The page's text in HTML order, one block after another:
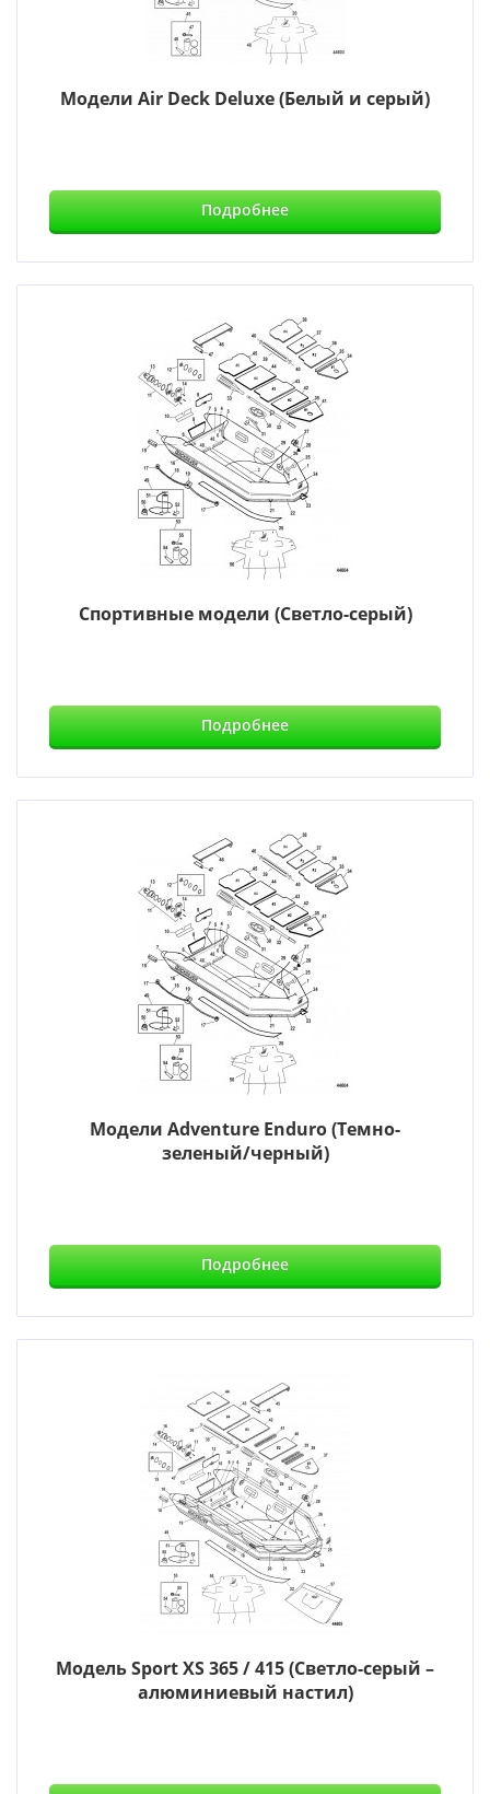
Модели Air Deck Deluxe (Белый и серый)
Подробнее
Спортивные модели (Светло-серый)
Подробнее
Модели Adventure Enduro (Темно-
зеленый/черный)
Подробнее
Модель Sport XS 365 / 415 (Светло-серый –
алюминиевый настил)